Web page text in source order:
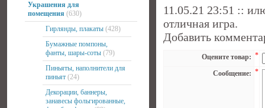
Украшения для
помещения (630)
Гирлянды, плакаты (428)
Бумажные помпоны,
фанты, шары-соты (79)
Пиньяты, наполнители для
пиньят (24)
Декорации, баннеры,
занавесы фольгированные,
11.05.21 23:51 ::
отличная игра.
Добавить
Оцените товар: *
Сообщение: *